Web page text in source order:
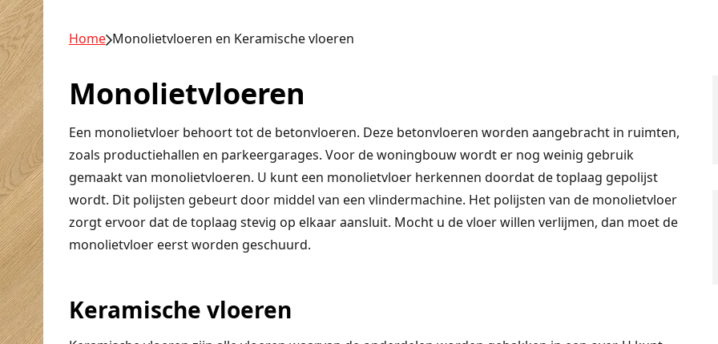
Home Monolietvloeren en Keramische vloeren
Monolietvloeren
Een monolietvloer behoort tot de betonvloeren. Deze betonvloeren worden aangebracht in ruimten,
zoals productiehallen en parkeergarages. Voor de woningbouw wordt er nog weinig gebruik
gemaakt van monolietvloeren. U kunt een monolietvloer herkennen doordat de toplaag gepolijst
wordt. Dit polijsten gebeurt door middel van een vlindermachine. Het polijsten van de monolietvloer
zorgt ervoor dat de toplaag stevig op elkaar aansluit. Mocht u de vloer willen verlijmen, dan moet de
monolietvloer eerst worden geschuurd.
Keramische vloeren